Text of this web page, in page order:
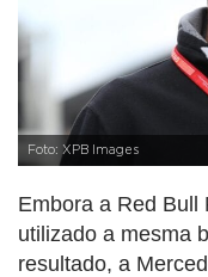
Foto: XPB Images
Embora a Red Bull
utilizado a mesma
resultado, a